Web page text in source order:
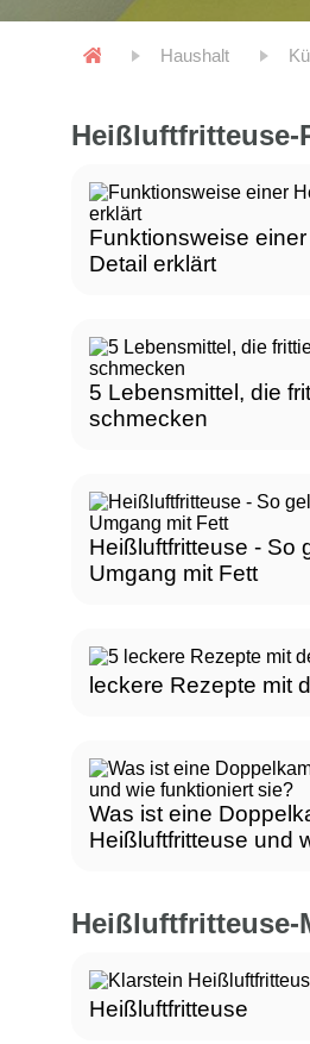
Haushalt
Heißluftfritteuse-
Funktionsweise
Detail erklärt
5 Lebensmittel, die
schmecken
Heißluftfritteuse - So
Umgang mit Fett
leckere Rezepte mit
Was ist eine
Heißluftfritteuse und
Heißluftfritteuse-
Heißluftfritteuse